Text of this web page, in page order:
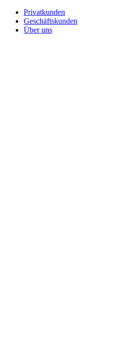
Privatkunden
Geschäftskunden
Über uns